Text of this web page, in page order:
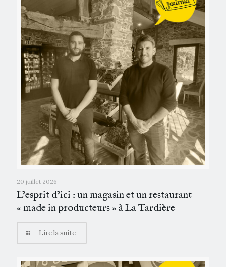
20 juillet 2026
L’esprit d’ici : un magasin et un restaurant
« made in producteurs » à La Tardière
Lire la suite